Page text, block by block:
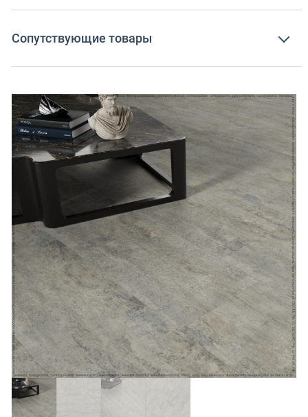
Сопутствующие товары